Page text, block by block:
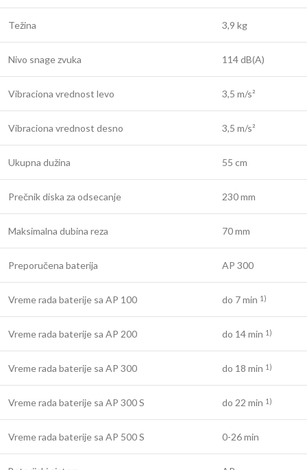
Težina 3,9 kg
Nivo snage zvuka 114 dB(A)
Vibraciona vrednost levo 3,5 m/s²
Vibraciona vrednost desno 3,5 m/s²
Ukupna dužina 55 cm
Prečnik diska za odsecanje 230 mm
Maksimalna dubina reza 70 mm
Preporučena baterija AP 300
Vreme rada baterije sa AP 100 do 7 min 1)
Vreme rada baterije sa AP 200 do 14 min 1)
Vreme rada baterije sa AP 300 do 18 min 1)
Vreme rada baterije sa AP 300 S do 22 min 1)
Vreme rada baterije sa AP 500 S 0-26 min